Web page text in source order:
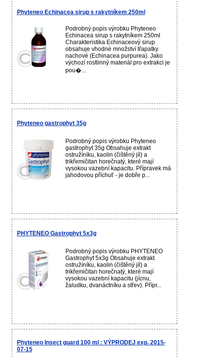
Phyteneo Echinacea sirup s rakytníkem 250ml
Podrobný popis výrobku Phyteneo
Echinacea sirup s rakytníkem 250ml
Charakteristika Echinaceový sirup
obsahuje vhodné množství třapatky
nachové (Echinacea purpurea). Jako
výchozí rostlinný materiál pro extrakci je
pou�...
Phyteneo gastrophyt 35g
Podrobný popis výrobku Phyteneo
gastrophyt 35g Obsahuje extrakt
ostružíníku, kaolin (čištěný jíl) a
trikřemičitan horečnatý, které mají
vysokou vazební kapacitu. Přípravek má
jahodovou příchuť - je dobře p...
PHYTENEO Gastrophyt 5x3g
Podrobný popis výrobku PHYTENEO
Gastrophyt 5x3g Obsahuje extrakt
ostružíníku, kaolin (čištěný jíl) a
trikřemičitan horečnatý, které mají
vysokou vazební kapacitu (jícnu,
žaludku, dvanáctníku a střev). Přípr...
Phyteneo Insect guard 100 ml : VÝPRODEJ exp. 2015-
07-15